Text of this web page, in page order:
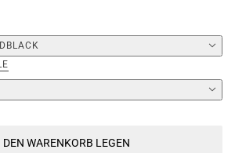
DEN WARENKORB LEGEN